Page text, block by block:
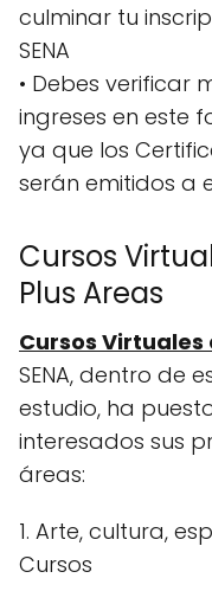
culminar tu
SENA
• Debes verificar
ingreses en este
ya que los
serán emitidos a
Cursos
Plus Areas
Cursos Virtuales
SENA, dentro de
estudio, ha
interesados sus
áreas:
1. Arte, cultura,
Cursos